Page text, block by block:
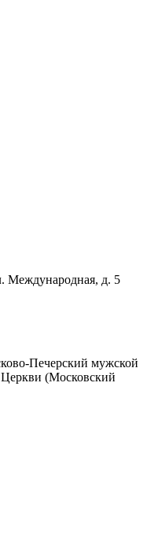
Международная, д. 5
Печерский мужской
(Московский